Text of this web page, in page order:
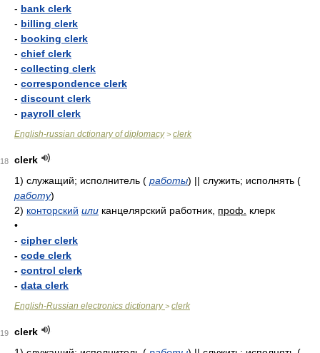
- bank clerk
- billing clerk
- booking clerk
- chief clerk
- collecting clerk
- correspondence clerk
- discount clerk
- payroll clerk
English-russian dctionary of diplomacy> clerk
18
clerk
1) служащий; исполнитель ( работы) || служить; исполнять (
работу)
2) конторский или канцелярский работник, проф.
клерк
•
- cipher clerk
- code clerk
- control clerk
- data clerk
English-Russian electronics dictionary> clerk
19
clerk